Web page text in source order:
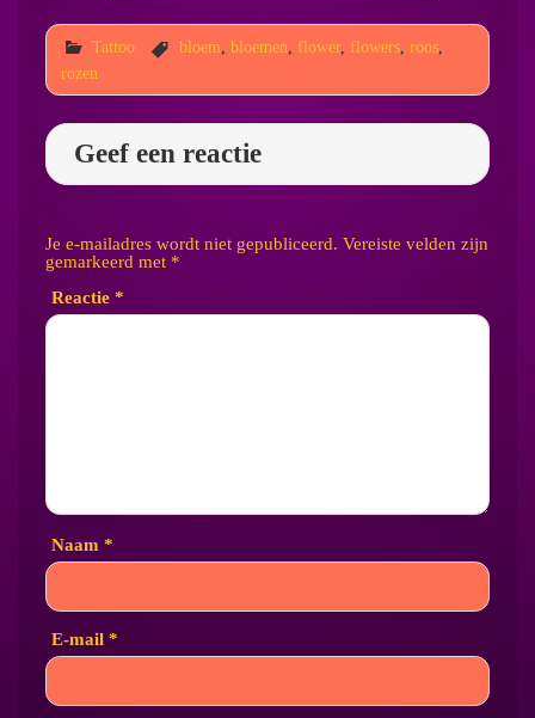
Tattoo bloem bloemen flower, flowers, roos,
rozen
Geef een reactie
Je e-mailadres wordt niet gepubliceerd. Vereiste velden zijn
gemarkeerd met *
Reactie *
Naam *
E-mail *